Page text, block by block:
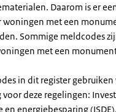
Daarom is er
woningen met een
Sommige meldcodes
met een
in dit register gebruiken
deze regelingen:
en energiebesparing